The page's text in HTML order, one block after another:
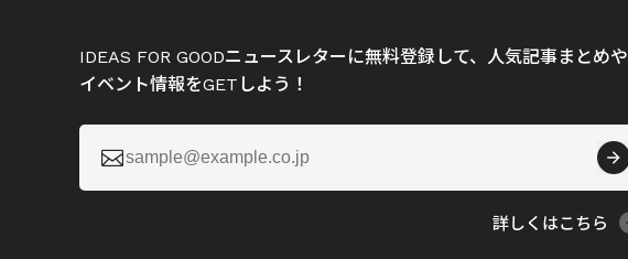
IDEAS FOR GOODニュースレターに無料登録して、人気記事まとめや
イベント情報をGETしよう！

詳しくはこちら